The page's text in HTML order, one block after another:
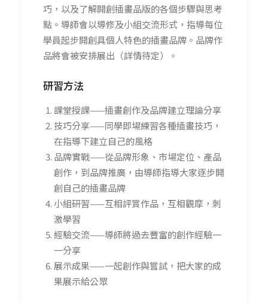
巧，以及了解開創插畫品版的各個步驟與思考
點。導師會以導修及小組交流形式，指導每位
學員起步開創具個人特色的插畫品牌。品牌作
品將會被安排展出（詳情待定）。
研習方法
課堂授課——插畫創作及品牌建立理論分享
技巧分享——同學即場練習各種插畫技巧，
在指導下建立自己的風格
品牌實戰——從品牌形象、市場定位、產品
創作，到品牌推廣，由導師指導大家逐步開
創自己的插畫品牌
小組研習——互相評賞作品，互相觀摩，刺
激學習
經驗交流——導師將過去豐富的創作經驗一
一分享
展示成果——一起創作與嘗試，把大家的成
果展示給公眾